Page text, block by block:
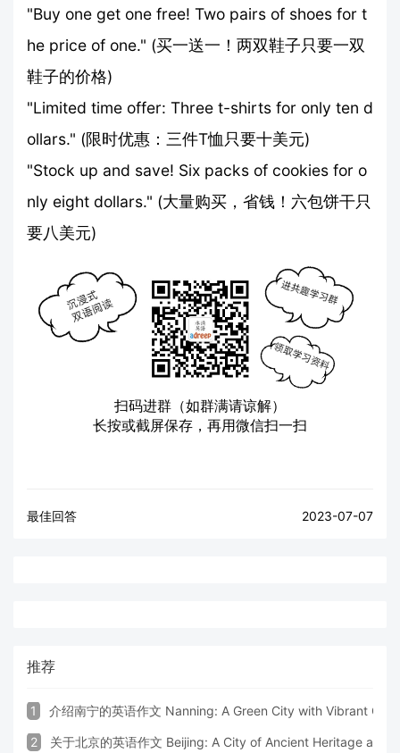
"Buy one get one free! Two pairs of shoes for t
he price of one." (买一送一！两双鞋子只要一双
鞋子的价格)
"Limited time offer: Three t-shirts for only ten d
ollars." (限时优惠：三件T恤只要十美元)
"Stock up and save! Six packs of cookies for o
nly eight dollars." (大量购买，省钱！六包饼干只
要八美元)
扫码进群（如群满请谅解）
长按或截屏保存，再用微信扫一扫
最佳回答 2023-07-07
推荐
1 介绍南宁的英语作文 Nanning: A Green City with Vibrant
2 关于北京的英语作文 Beijing: A City of Ancient Heritage and